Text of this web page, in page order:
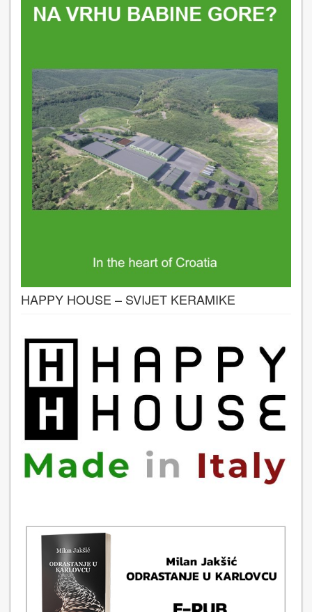
HAPPY HOUSE – SVIJET KERAMIKE